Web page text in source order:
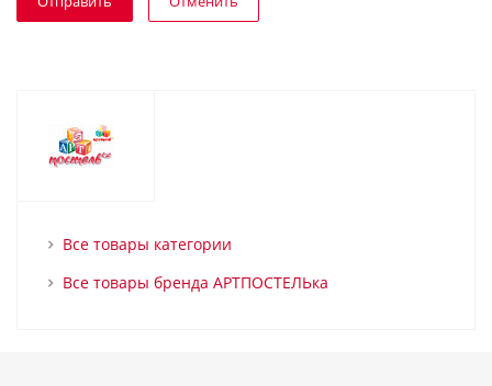
Все товары категории
Все товары бренда АРТПОСТЕЛЬка